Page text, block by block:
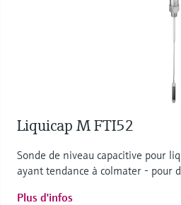
Liquicap M FTI52
Sonde de niveau capacitive pour
ayant tendance à colmater - pour
Plus d'infos